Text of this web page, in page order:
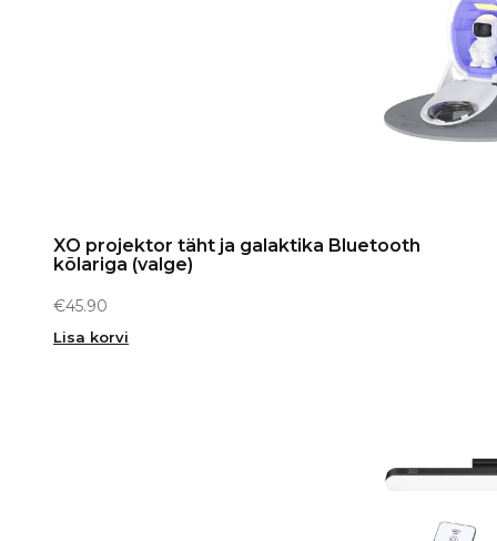
XO projektor täht ja galaktika Bluetooth
kõlariga (valge)
€45.90
Lisa korvi